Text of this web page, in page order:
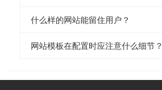
什么样的网站能留住用户？
网站模板在配置时应注意什么细节？